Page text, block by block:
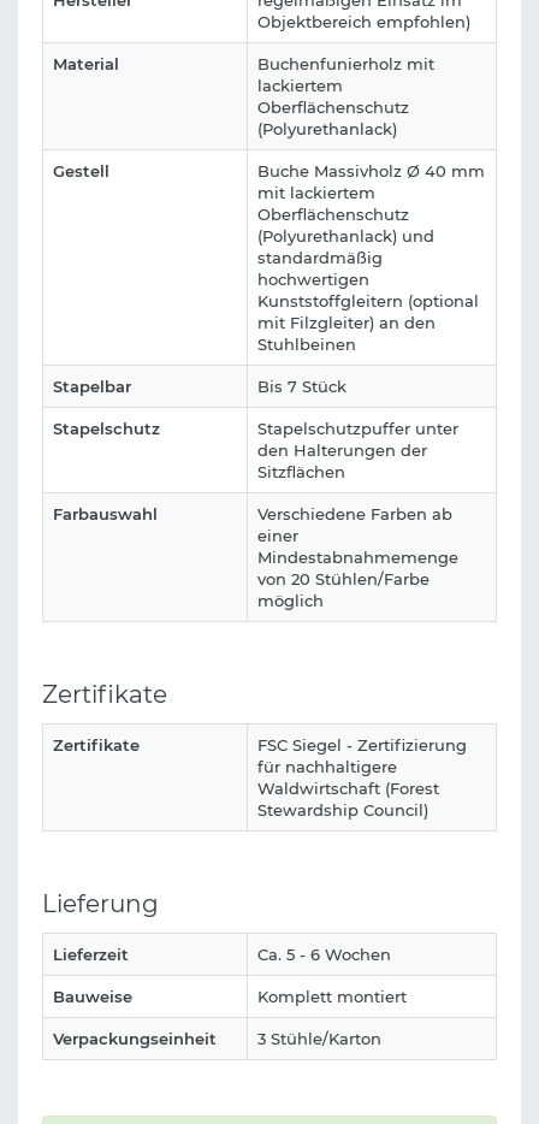
Objektbereich empfohlen)
Material
Buchenfunierholz mit
lackiertem
Oberflächenschutz
(Polyurethanlack)
Gestell
Buche Massivholz Ø 40 mm
mit lackiertem
Oberflächenschutz
(Polyurethanlack) und
standardmäßig
hochwertigen
Kunststoffgleitern (optional
mit Filzgleiter) an den
Stuhlbeinen
Stapelbar Bis 7 Stück
Stapelschutz
Stapelschutzpuffer unter
den Halterungen der
Sitzflächen
Farbauswahl
Verschiedene Farben ab
einer
Mindestabnahmemenge
von 20 Stühlen/Farbe
möglich
Zertifikate
Zertifikate
FSC Siegel - Zertifizierung
für nachhaltigere
Waldwirtschaft (Forest
Stewardship Council)
Lieferung
Lieferzeit Ca. 5 - 6 Wochen
Bauweise Komplett montiert
Verpackungseinheit 3 Stühle/Karton